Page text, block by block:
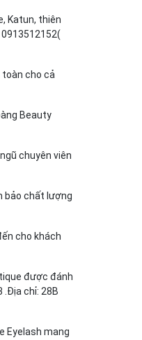
Katun, thiên
toàn cho cả
Beauty
chuyên viên
bảo chất lượng
cho khách
được đánh
.Địa chỉ: 28B
Eyelash mang